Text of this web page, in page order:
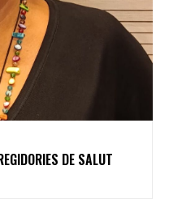
DE SALUT